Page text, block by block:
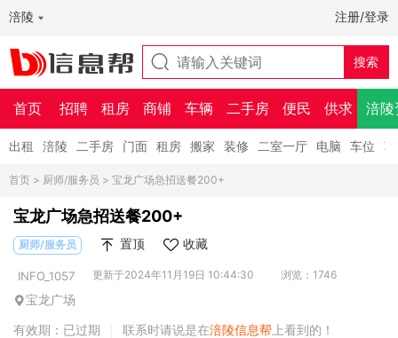
涪陵 注册/登录
首页 招聘 租房 商铺 车辆 二手房 便民 供求 涪陵
出租 涪陵 二手房 门面 租房 搬家 装修 二室一厅 电脑 车位
首页 > 厨师/服务员 > 宝龙广场急招送餐200+
宝龙广场急招送餐200+
厨师/服务员 置顶 收藏
INFO_1057 更新于2024年11月19日 10:44:30 浏览：1746
宝龙广场
有效期：已过期
联系时请说是在涪陵信息帮 上看到的！